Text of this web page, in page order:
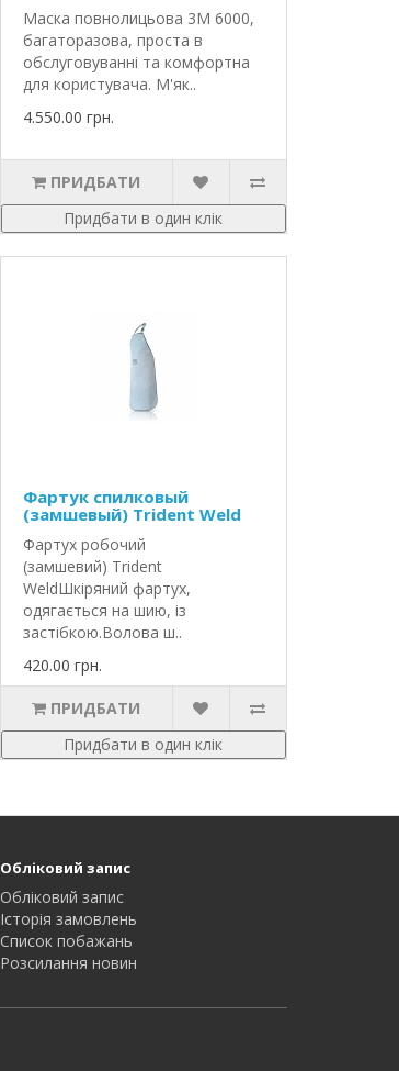
Маска повнолицьова 3М 6000,
багаторазова, проста в
обслуговуванні та комфортна
для користувача. М'як..
4.550.00 грн.
ПРИДБАТИ
Придбати в один клік
Фартук спилковый
(замшевый) Trident Weld
Фартух робочий
(замшевий) Trident
WeldШкіряний фартух,
одягається на шию, із
застібкою.Волова ш..
420.00 грн.
ПРИДБАТИ
Придбати в один клік
Обліковий запис
Обліковий запис
Історія замовлень
Список побажань
Розсилання новин